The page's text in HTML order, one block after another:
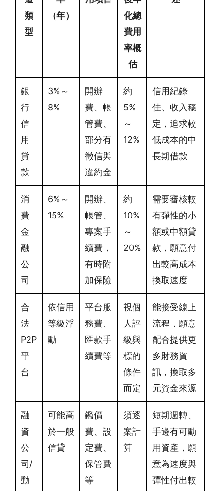
類
型
（年）
化總
費用
率概
估
銀
行
信
用
貸
款
3%～
8%
開辦
費、帳
管費、
部分有
徵信與
違約金
約
5%
～
12%
信用紀錄
佳、收入穩
定，追求較
低成本的中
長期借款
消
費
金
融
公
司
6%～
15%
開辦、
帳管、
專案手
續費，
有時附
加保險
約
10%
～
20%
需要審核較
有彈性的小
額或中額貸
款，願意付
出較高成本
換取速度
合
法
P2P
平
台
依信用
等級浮
動
平台服
務費、
匯款手
續費等
視個
人評
級與
標的
條件
而定
能接受線上
流程，願意
配合提供更
多財務資
訊，換取多
元資金來源
融
資
公
司/
動
可能高
於一般
信貸
鑑價
費、設
定費、
保管費
等
須逐
案計
算
短期週轉、
手邊有可動
用資產，願
意為速度與
彈性付出較